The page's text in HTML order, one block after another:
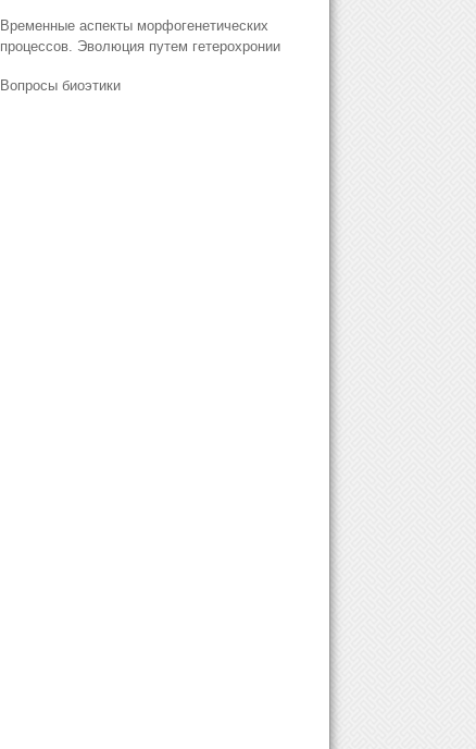
Временные аспекты морфогенетических
процессов. Эволюция путем гетерохронии
Вопросы биоэтики